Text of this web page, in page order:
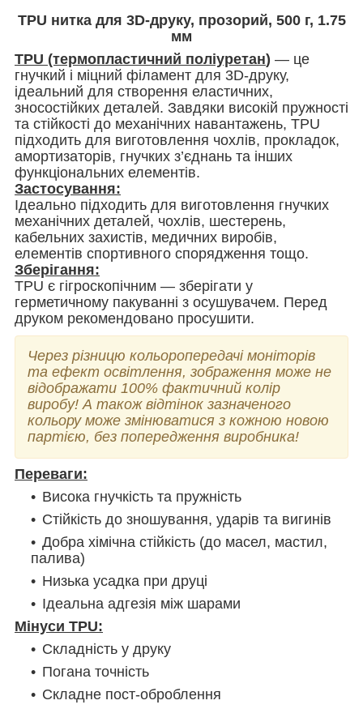
TPU нитка для 3D-друку, прозорий, 500 г, 1.75
мм
TPU (термопластичний поліуретан) — це
гнучкий і міцний філамент для 3D-друку,
ідеальний для створення еластичних,
зносостійких деталей. Завдяки високій пружності
та стійкості до механічних навантажень, TPU
підходить для виготовлення чохлів, прокладок,
амортизаторів, гнучких з’єднань та інших
функціональних елементів.
Застосування:
Ідеально підходить для виготовлення гнучких
механічних деталей, чохлів, шестерень,
кабельних захистів, медичних виробів,
елементів спортивного спорядження тощо.
Зберігання:
TPU є гігроскопічним — зберігати у
герметичному пакуванні з осушувачем. Перед
друком рекомендовано просушити.
Через різницю кольоропередачі моніторів
та ефект освітлення, зображення може не
відображати 100% фактичний колір
виробу! А також відтінок зазначеного
кольору може змінюватися з кожною новою
партією, без попередження виробника!
Переваги:
Висока гнучкість та пружність
Стійкість до зношування, ударів та вигинів
Добра хімічна стійкість (до масел, мастил,
палива)
Низька усадка при друці
Ідеальна адгезія між шарами
Мінуси TPU:
Складність у друку
Погана точність
Складне пост-оброблення